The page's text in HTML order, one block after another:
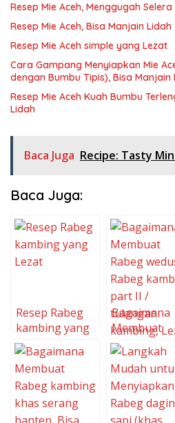
Resep Mie Aceh, Menggugah Selera
Resep Mie Aceh, Bisa Manjain Lidah
Resep Mie Aceh simple yang Lezat
Cara Gampang Menyiapkan Mie
dengan Bumbu Tipis), Bisa Manjain
Resep Mie Aceh Kuah Bumbu
Lidah
Baca Juga Recipe: Tasty
Baca Juga:
Resep Rabeg
kambing yang
Lezat
Bagaimana
Membuat
Rabeg
Rabeg
part II /
tulangan
kambing,